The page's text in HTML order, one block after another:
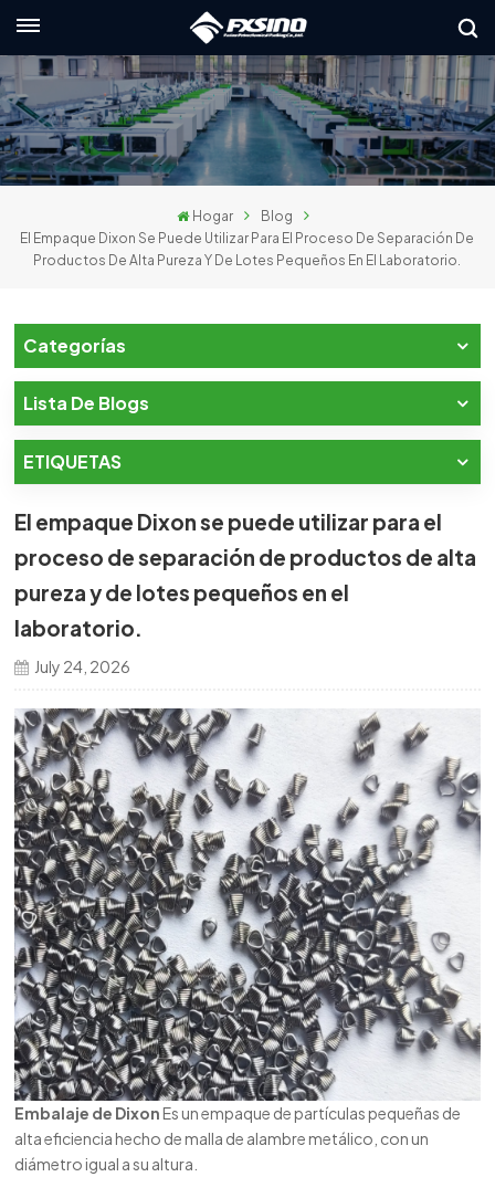
本語
국의
文
Hogar
Blog
El Empaque Dixon Se Puede Utilizar Para El Proceso De Separación De
Productos De Alta Pureza Y De Lotes Pequeños En El Laboratorio.
Categorías
Lista De Blogs
ETIQUETAS
El empaque Dixon se puede utilizar para el
proceso de separación de productos de alta
pureza y de lotes pequeños en el
laboratorio.
July 24, 2026
Embalaje de DixonEs un empaque de partículas pequeñas de
alta eficiencia hecho de malla de alambre metálico, con un
diámetro igual a su altura.